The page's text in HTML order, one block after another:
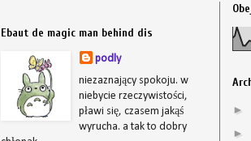
Ebaut de magic man behind dis
podly
niezaznający spokoju. w
niebycie rzeczywistości,
pławi się, czasem jakąś
wyrucha. a tak to dobry
►
►